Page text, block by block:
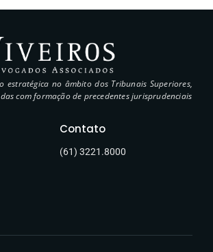
estratégica no âmbito dos Tribunais Superiores,
com formação de precedentes jurisprudenciais
Contato
(61) 3221.8000